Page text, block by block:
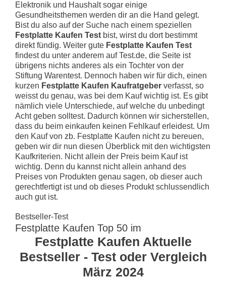
Elektronik und Haushalt sogar einige
Gesundheitsthemen werden dir an die Hand gelegt.
Bist du also auf der Suche nach einem speziellen
Festplatte Kaufen Test bist, wirst du dort bestimmt
direkt fündig. Weiter gute Festplatte Kaufen Test
findest du unter anderem auf Test.de, die Seite ist
übrigens nichts anderes als ein Tochter von der
Stiftung Warentest. Dennoch haben wir für dich, einen
kurzen Festplatte Kaufen Kaufratgeber verfasst, so
weisst du genau, was bei dem Kauf wichtig ist. Es gibt
nämlich viele Unterschiede, auf welche du unbedingt
Acht geben solltest. Dadurch können wir sicherstellen,
dass du beim einkaufen keinen Fehlkauf erleidest. Um
den Kauf von zb. Festplatte Kaufen nicht zu bereuen,
geben wir dir nun diesen Überblick mit den wichtigsten
Kaufkriterien. Nicht allein der Preis beim Kauf ist
wichtig. Denn du kannst nicht allein anhand des
Preises von Produkten genau sagen, ob dieser auch
gerechtfertigt ist und ob dieses Produkt schlussendlich
auch gut ist.
Bestseller-Test
Festplatte Kaufen Top 50 im
Festplatte Kaufen Aktuelle
Bestseller - Test oder Vergleich
März 2024